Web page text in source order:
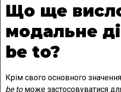
Що ще
модальне
be to?
Крім свого основного
betoможе застосовуватися